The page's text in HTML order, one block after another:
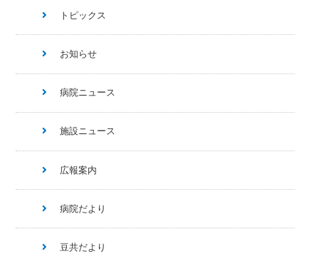
トピックス
お知らせ
病院ニュース
施設ニュース
広報案内
病院だより
豆共だより